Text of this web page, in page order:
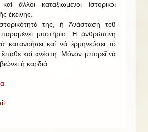
ἄλλοι καταξιωμένοι ἱστορικοί
ἐκείνης.
της, ἡ Ἀνάσταση τοῦ
μυστήριο. Ἡ ἀνθρώπινη
κατανοήσει καί νά ἑρμηνεύσει τό
καί ἀνέστη. Μόνον μπορεῖ νά
ἡ καρδιά.